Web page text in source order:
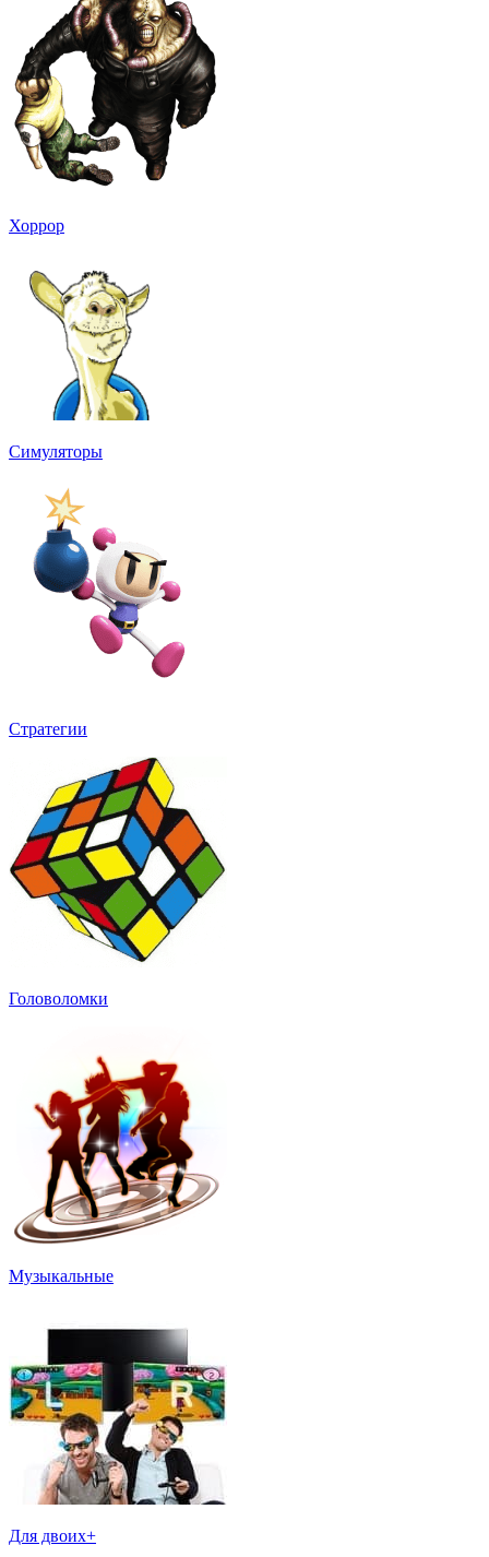
Хоррор
Симуляторы
Стратегии
Головоломки
Музыкальные
Для двоих+